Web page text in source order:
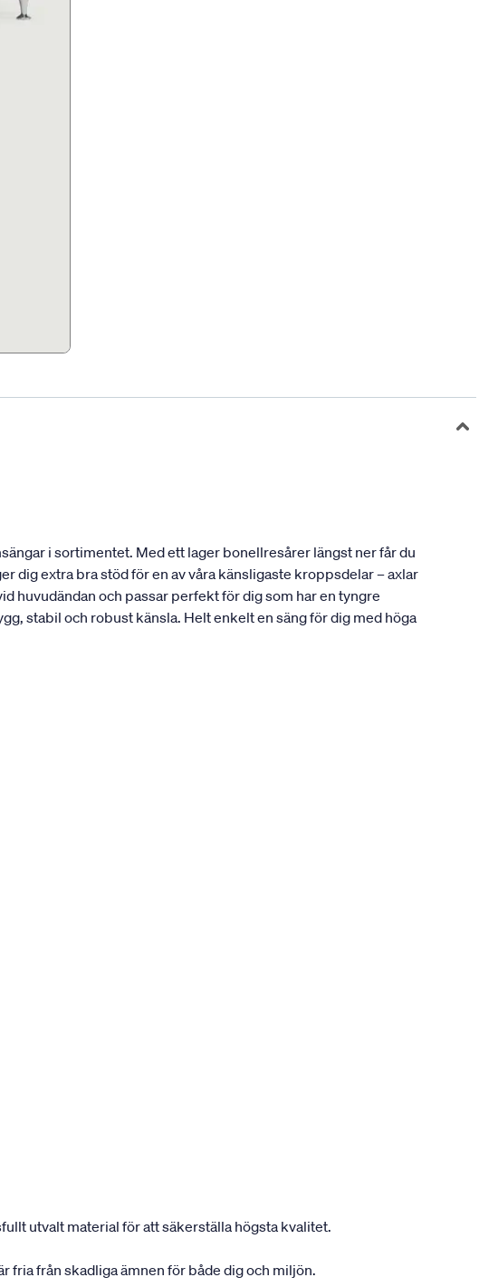
i sortimentet. Med ett lager bonellresårer längst ner får du
dig extra bra stöd för en av våra känsligaste kroppsdelar – axlar
huvudändan och passar perfekt för dig som har en tyngre
stabil och robust känsla. Helt enkelt en säng för dig med höga
utvalt material för att säkerställa högsta kvalitet.
fria från skadliga ämnen för både dig och miljön.